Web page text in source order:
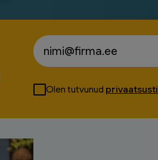
Olen tutvunud